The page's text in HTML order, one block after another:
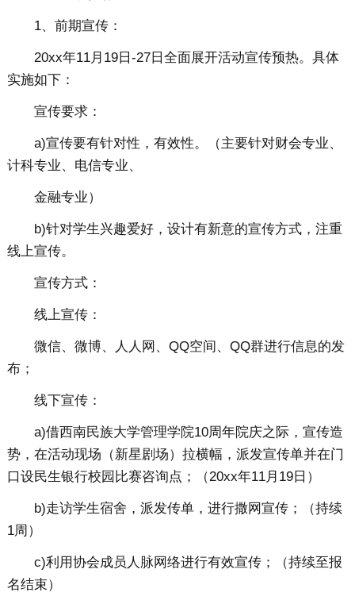
1、前期宣传：
20xx年11月19日-27日全面展开活动宣传预热。具体
实施如下：
宣传要求：
a)宣传要有针对性，有效性。（主要针对财会专业、
计科专业、电信专业、
金融专业）
b)针对学生兴趣爱好，设计有新意的宣传方式，注重
线上宣传。
宣传方式：
线上宣传：
微信、微博、人人网、QQ空间、QQ群进行信息的发
布；
线下宣传：
a)借西南民族大学管理学院10周年院庆之际，宣传造
势，在活动现场（新星剧场）拉横幅，派发宣传单并在门
口设民生银行校园比赛咨询点；（20xx年11月19日）
b)走访学生宿舍，派发传单，进行撒网宣传；（持续
1周）
c)利用协会成员人脉网络进行有效宣传；（持续至报
名结束）